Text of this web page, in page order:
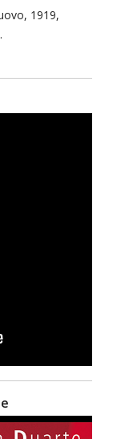
1919,